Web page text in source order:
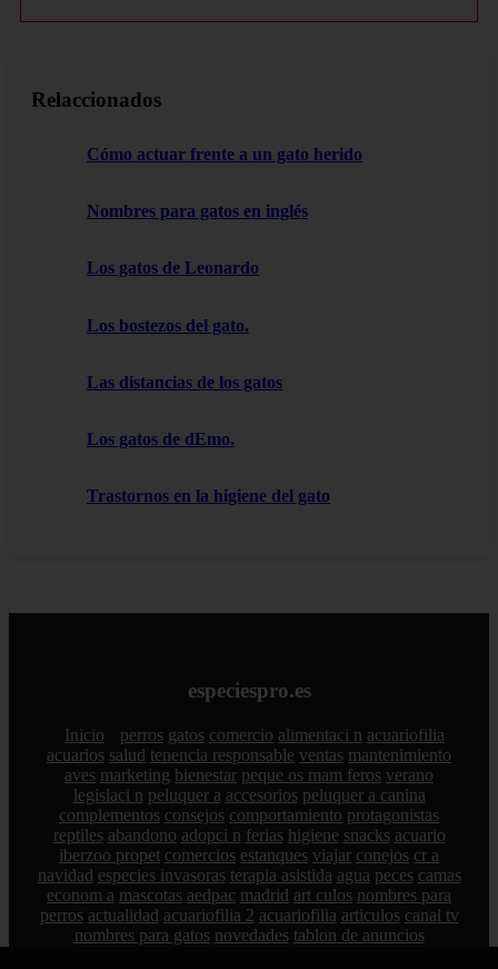
Relaccionados
Cómo actuar frente a un gato herido
Nombres para gatos en inglés
Los gatos de Leonardo
Los bostezos del gato.
Las distancias de los gatos
Los gatos de dEmo.
Trastornos en la higiene del gato
especiespro.es
Inicio perros gatos comercio alimentaci n acuariofilia
acuarios salud tenencia responsable ventas mantenimiento
aves marketing bienestar peque os mam feros verano
legislaci n peluquer a accesorios peluquer a canina
complementos consejos comportamiento protagonistas
reptiles abandono adopci n ferias higiene snacks acuario
iberzoo propet comercios estanques viajar conejos cr a
navidad especies invasoras terapia asistida agua peces camas
econom a mascotas aedpac madrid art culos nombres para
perros actualidad acuariofilia 2 acuariofilia articulos canal tv
nombres para gatos novedades tablon de anuncios